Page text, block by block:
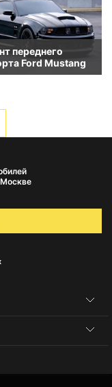
переднего
Ford Mustang